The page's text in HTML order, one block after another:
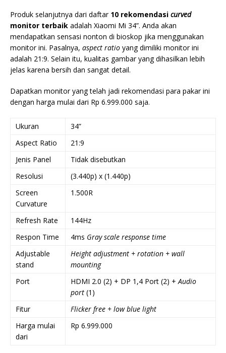
Produk selanjutnya dari daftar 10 rekomendasi curved
monitor terbaik adalah Xiaomi Mi 34”. Anda akan
mendapatkan sensasi nonton di bioskop jika menggunakan
monitor ini. Pasalnya, aspect ratio yang dimiliki monitor ini
adalah 21:9. Selain itu, kualitas gambar yang dihasilkan lebih
jelas karena bersih dan sangat detail.
Dapatkan monitor yang telah jadi rekomendasi para pakar ini
dengan harga mulai dari Rp 6.999.000 saja.
Ukuran
34”
Aspect Ratio
21:9
Jenis Panel
Tidak disebutkan
Resolusi
(3.440p) x (1.440p)
Screen
Curvature
1.500R
Refresh Rate
144Hz
Respon Time
4ms Gray scale response time
Adjustable
stand
Height adjustment + rotation + wall
mounting
Port
HDMI 2.0 (2) + DP 1,4 Port (2) +Audio
port (1)
Fitur
Flicker free + low blue light
Harga mulai
dari
Rp 6.999.000